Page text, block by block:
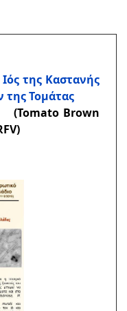
της Καστανής
Τομάτας
Brown